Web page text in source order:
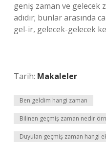
geniş zaman ve gelecek
adıdır; bunlar arasında
gel-ir, gelecek-gelecek
Tarih: Makaleler
Ben geldim hangi zaman
Bilinen geçmiş zaman nedir
Duyulan geçmiş zaman hangi